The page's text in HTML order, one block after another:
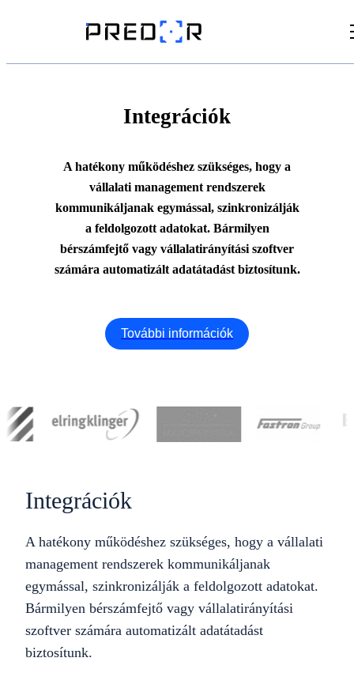
Videók
Dokumentumtár
Integrációk
A hatékony működéshez szükséges, hogy a
vállalati management rendszerek
kommunikáljanak egymással, szinkronizálják
a feldolgozott adatokat. Bármilyen
bérszámfejtő vagy vállalatirányítási szoftver
számára automatizált adatátadást biztosítunk.
További információk
Integrációk
A hatékony működéshez szükséges, hogy a vállalati
management rendszerek kommunikáljanak
egymással, szinkronizálják a feldolgozott adatokat.
Bármilyen bérszámfejtő vagy vállalatirányítási
szoftver számára automatizált adatátadást
biztosítunk.